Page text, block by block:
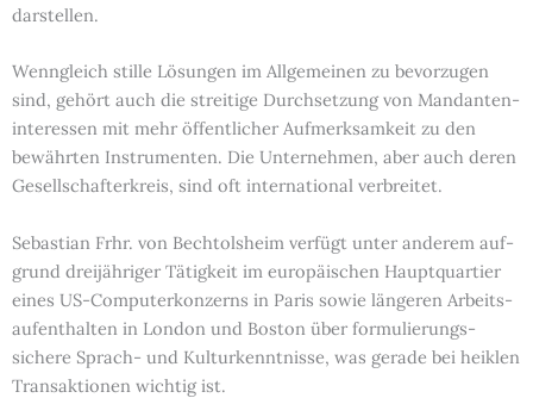
darstellen.
Wenngleich stille Lösungen im All­gemeinen zu bevorzugen
sind, gehört auch die streitige Durch­setzung von Mandanten­
interessen mit mehr öffentlicher Auf­merksamkeit zu den
bewährten Instrumenten. Die Unter­nehmen, aber auch deren
Gesell­schafter­kreis, sind oft inter­national ver­breitet.
Sebastian Frhr. von Bechtolsheim verfügt unter anderem auf­
grund drei­jähriger Tätigkeit im europäischen Hauptquartier
eines US-Computer­konzerns in Paris sowie längeren Arbeits­
aufenthalten in London und Boston über formulierungs­
sichere Sprach- und Kultur­kenntnisse, was gerade bei heiklen
Transaktionen wichtig ist.